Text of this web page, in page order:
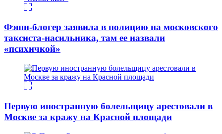
Фэшн-блогер заявила в полицию на московского
таксиста-насильника, там ее назвали
«психичкой»
Первую иностранную болельщицу арестовали в
Москве за кражу на Красной площади